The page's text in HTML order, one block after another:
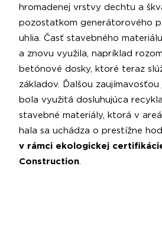
hromadenej vrstvy dechtu a
pozostatkom generátorového
uhlia. Časť stavebného
a znovu využila, napríklad
betónové dosky, ktoré teraz
základov. Ďalšou
bola využitá dosluhujúca
stavebné materiály, ktorá v
hala sa uchádza o prestížne
v rámci ekologickej
Construction